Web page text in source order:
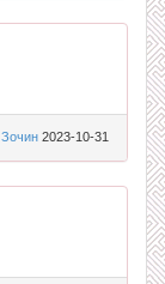
Зочин 2023-10-31